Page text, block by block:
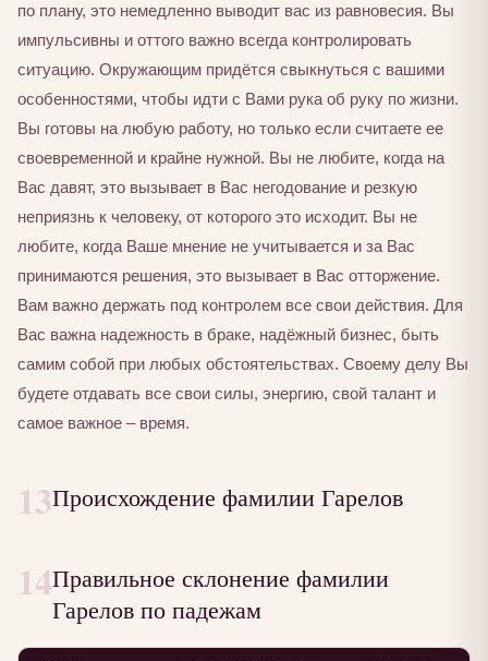
по плану, это немедленно выводит вас из равновесия. Вы
импульсивны и оттого важно всегда контролировать
ситуацию. Окружающим придётся свыкнуться с вашими
особенностями, чтобы идти с Вами рука об руку по жизни.
Вы готовы на любую работу, но только если считаете ее
своевременной и крайне нужной. Вы не любите, когда на
Вас давят, это вызывает в Вас негодование и резкую
неприязнь к человеку, от которого это исходит. Вы не
любите, когда Ваше мнение не учитывается и за Вас
принимаются решения, это вызывает в Вас отторжение.
Вам важно держать под контролем все свои действия. Для
Вас важна надежность в браке, надёжный бизнес, быть
самим собой при любых обстоятельствах. Своему делу Вы
будете отдавать все свои силы, энергию, свой талант и
самое важное – время.
13Происхождение фамилии Гарелов
14Правильное склонение фамилии
Гарелов по падежам